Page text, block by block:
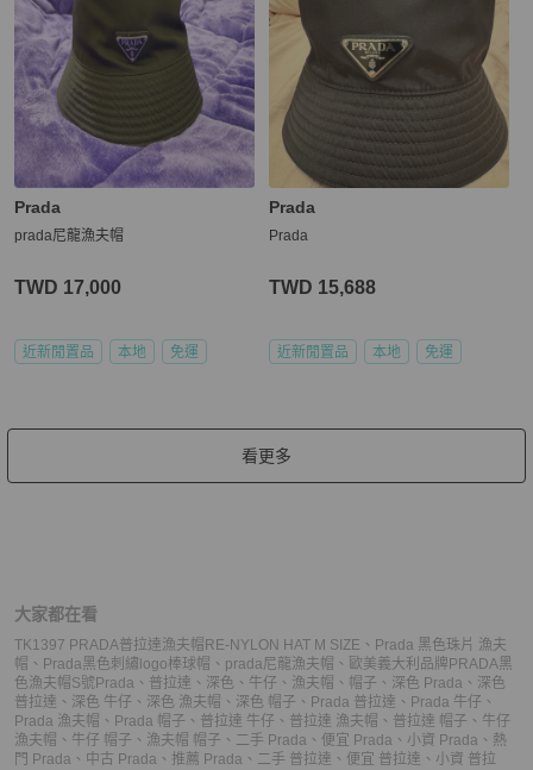
Prada
prada尼龍漁夫帽
TWD 17,000
近新閒置品 本地 免運
Prada
Prada
TWD 15,688
近新閒置品 本地 免運
看更多
大家都在看
TK1397 PRADA普拉達漁夫帽RE-NYLON HAT M SIZE 、 Prada 黑色珠片 漁夫
帽 、 Prada黑色刺繡logo棒球帽 、 prada尼龍漁夫帽 、 歐美義大利品牌PRADA黑
色漁夫帽S號Prada 、 普拉達 、 深色 、 牛仔 、 漁夫帽 、 帽子 、 深色 Prada 、 深色
普拉達 、 深色 牛仔 、 深色 漁夫帽 、 深色 帽子 、 Prada 普拉達 、 Prada 牛仔 、
Prada 漁夫帽 、 Prada 帽子 、 普拉達 牛仔 、 普拉達 漁夫帽 、 普拉達 帽子 、 牛仔
漁夫帽 、 牛仔 帽子 、 漁夫帽 帽子 、 二手 Prada 、 便宜 Prada 、 小資 Prada 、 熱
門 Prada 、 中古 Prada 、 推薦 Prada 、 二手 普拉達 、 便宜 普拉達 、 小資 普拉